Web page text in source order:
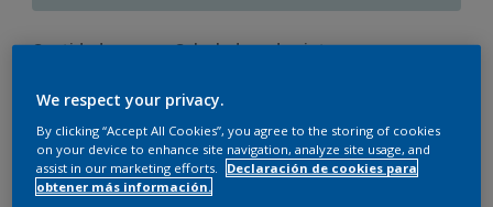
Cantidad Calculadora de pintura
Este producto no está actualmente disponible en línea.
Por favor, visite su tienda más cercana.
We respect your privacy.
By clicking “Accept All Cookies”, you agree to the storing of cookies
on your device to enhance site navigation, analyze site usage, and
assist in our marketing efforts.
Declaración de cookies para
obtener más información.